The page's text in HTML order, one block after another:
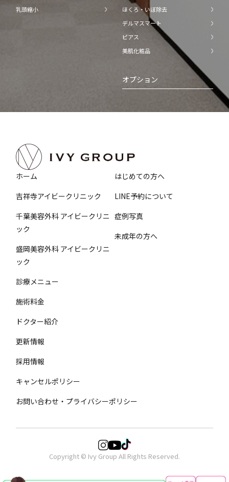
乳頭縮小
ほくろ・いぼ除去
デルマスマート
ピアス
美肌化粧品
オプション
ホーム
吉祥寺アイビークリニック
千葉美容外科 アイビークリニ
ック
盛岡美容外科 アイビークリニ
ック
診療メニュー
施術料金
ドクター紹介
はじめての方へ
LINE予約について
症例写真
未成年の方へ
更新情報
採用情報
キャンセルポリシー
お問い合わせ・プライバシーポリシー
Copyright © Ivy Group All Rights Reserved.